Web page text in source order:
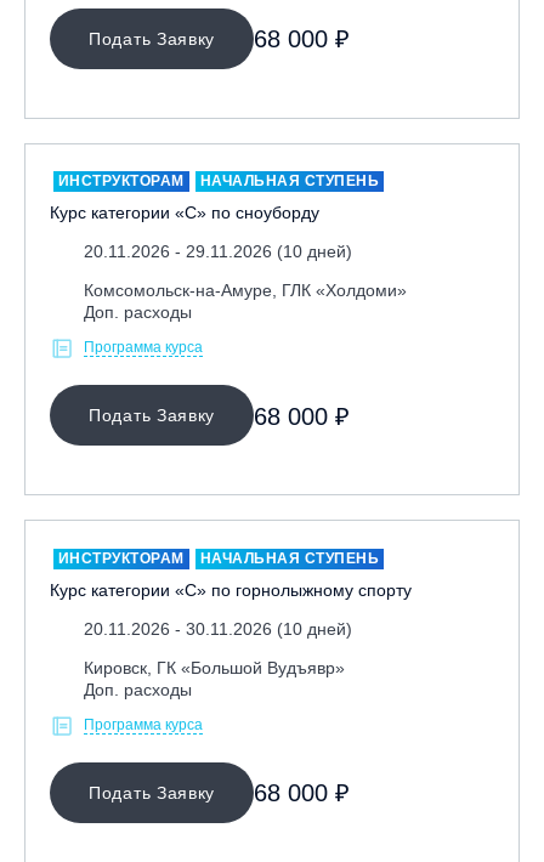
МЕСТО ПРОВЕДЕНИЯ
Подать Заявку 68 000 ₽
ИНСТРУКТОРАМ НАЧАЛЬНАЯ СТУПЕНЬ
Курс категории «С» по сноуборду
20.11.2026 - 29.11.2026 (10 дней)
Комсомольск-на-Амуре, ГЛК «Холдоми»
Доп. расходы
Программа курса
Подать Заявку 68 000 ₽
ИНСТРУКТОРАМ НАЧАЛЬНАЯ СТУПЕНЬ
Курс категории «С» по горнолыжному спорту
20.11.2026 - 30.11.2026 (10 дней)
Кировск, ГК «Большой Вудъявр»
Доп. расходы
Программа курса
Подать Заявку 68 000 ₽